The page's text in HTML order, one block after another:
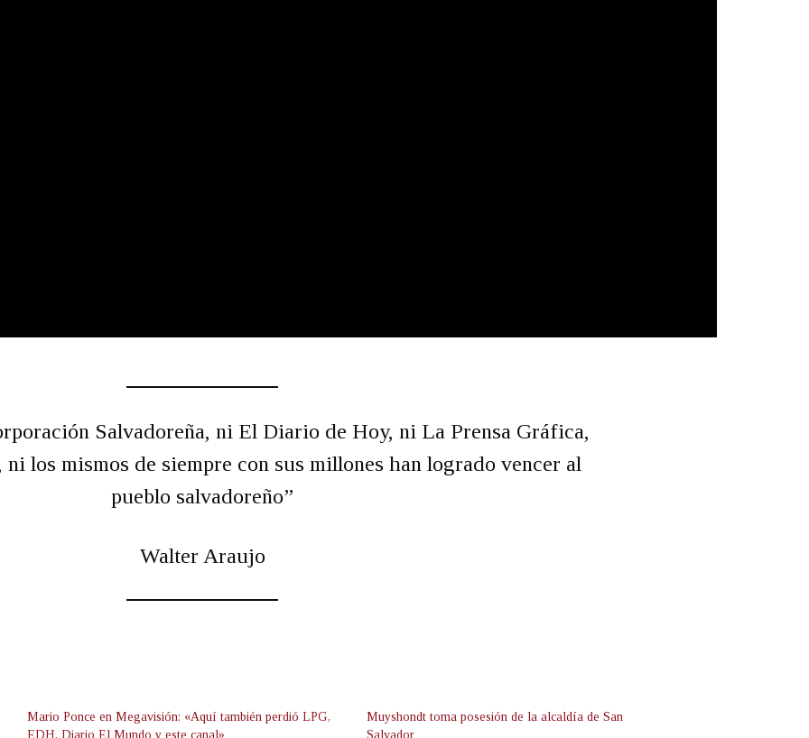
Salvadoreña, ni El Diario de Hoy, ni La Prensa Gráfica,
los mismos de siempre con sus millones han logrado vencer al
pueblo salvadoreño”
Walter Araujo
Mario Ponce en Megavisión: «Aquí también perdió LPG,
EDH, Diario El Mundo y este canal»
Muyshondt toma posesión de la alcaldía de San
Salvador